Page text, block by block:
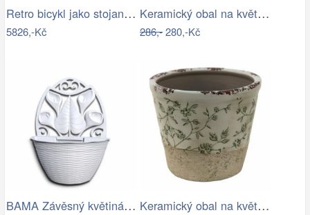
Retro bicykl jako stojan na květiny - EW
5826,-Kč
Keramický obal na květináč se šedými…
286,-280,-Kč
BAMA Závěsný květináč GERLA, 32cm Keramický obal na květináč se zelenými…